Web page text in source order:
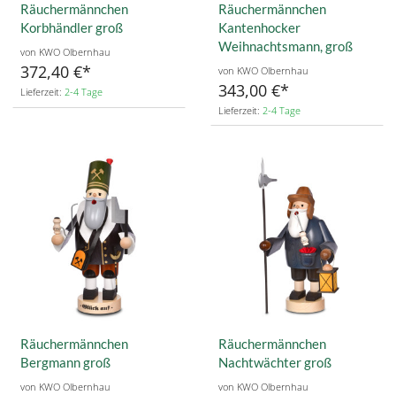
Räuchermännchen
Korbhändler groß
von KWO Olbernhau
372,40 €
Lieferzeit: 2-4 Tage
Räuchermännchen
Kantenhocker
Weihnachtsmann, groß
von KWO Olbernhau
343,00 €
Lieferzeit: 2-4 Tage
Räuchermännchen
Bergmann groß
von KWO Olbernhau
Räuchermännchen
Nachtwächter groß
von KWO Olbernhau